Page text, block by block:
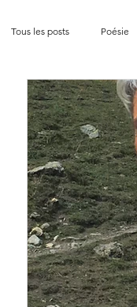
Tous les posts Poésie
Les Poètes de